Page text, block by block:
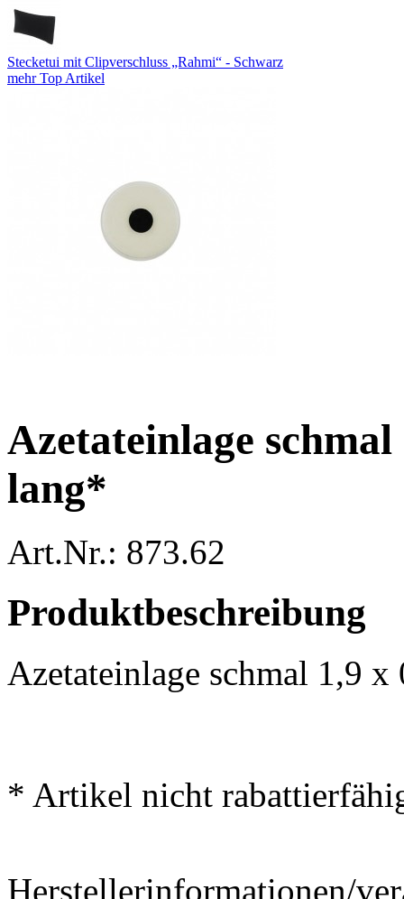
Stecketui mit Clipverschluss „Rahmi“ - Schwarz
mehr Top Artikel
Azetateinlage
lang*
Art.Nr.: 873.62
Produktbeschreibung
Azetateinlage schmal 1,9
* Artikel nicht
Herstellerinformationen/